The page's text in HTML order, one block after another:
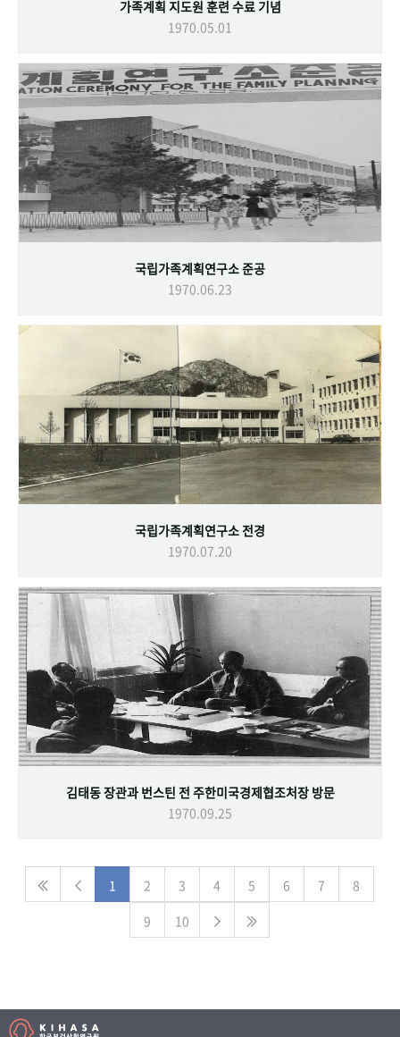
가족계획 지도원 훈련 수료 기념
1970.05.01
국립가족계획연구소 준공
1970.06.23
국립가족계획연구소 전경
1970.07.20
김태동 장관과 번스틴 전 주한미국경제협조처장 방문
1970.09.25
1 2 3 4 5 6 7
8
9
10